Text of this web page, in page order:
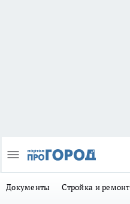
Документы Стройка и ремонт